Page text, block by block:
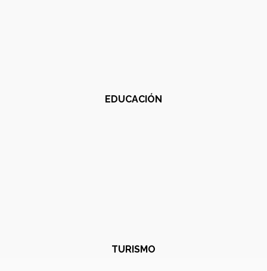
EDUCACIÓN
TURISMO